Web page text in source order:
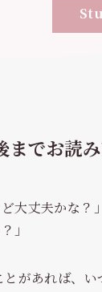
までお読
大丈夫かな？」
」
があれば、